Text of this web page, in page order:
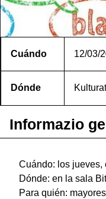
Cuándo 12/03/
Dónde
Informazio
Cuándo: los jueves,
Dónde: en la sala
Para quién: